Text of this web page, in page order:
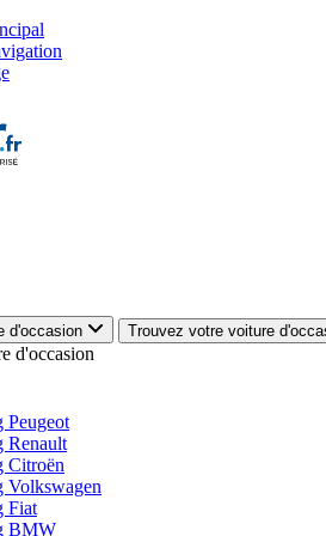
d'occasion Trouvez votre voiture
d'occasion
Peugeot
Renault
Citroën
Volkswagen
Fiat
BMW